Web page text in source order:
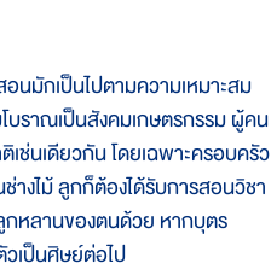
มักเป็นไปตามความเหมาะสม
บราณเป็นสังคมเกษตรกรรม ผู้คน
ช่นเดียวกัน โดยเฉพาะครอบครัว
งไม้ ลูกก็ต้องได้รับการสอนวิชา
กหลานของตนด้วย หากบุตร
เป็นศิษย์ต่อไป